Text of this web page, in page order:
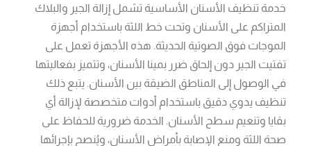
خدمة تنظيف الأسنان الأساسية تشمل إزالة الجير والبلاك
المتراكم على الأسنان وتحت خط اللثة باستخدام أجهزة
الموجات فوق الصوتية الحديثة. هذه الأجهزة تعمل على
تفتيت الجير دون إلحاق ضرر بمينا الأسنان، وتتميز بفعاليتها
في الوصول إلى المناطق الضيقة بين الأسنان. يتبع ذلك
تنظيف يدوي دقيق باستخدام أدوات متخصصة لإزالة أي
بقايا وتنعيم سطح الأسنان. الخدمة ضرورية للحفاظ على
صحة اللثة ومنع الإصابة بأمراض الأسنان، ويُنصح بإجرائها